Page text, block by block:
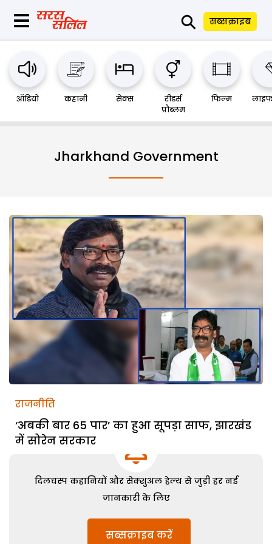
⚲ सब्सक्राइब
ऑडियो कहानी सेक्स
रीडर्स
प्रौब्लम
फिल्म
Jharkhand Government
राजनीति
‘अबकी बार 65 पार’ का हुआ सूपड़ा साफ, झारखंड
में सोरेन सरकार
दिलचस्प कहानियों और सेक्शुअल हेल्थ से जुड़ी हर नई
जानकारी के लिए
सब्सक्राइब करें